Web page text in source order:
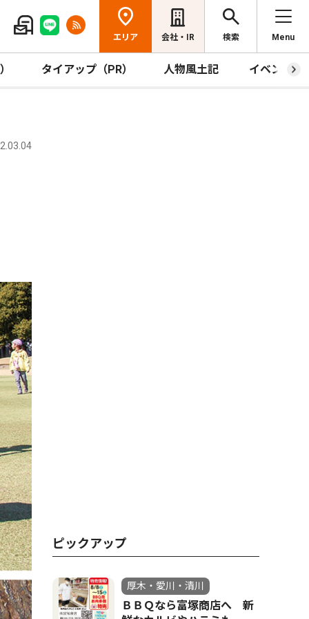
エリア 会社・IR 検索 Menu
タイアップ（PR） 人物風土記 イベント
ピックアップ
厚木・愛川・清川
ＢＢＱなら富塚商店へ 新